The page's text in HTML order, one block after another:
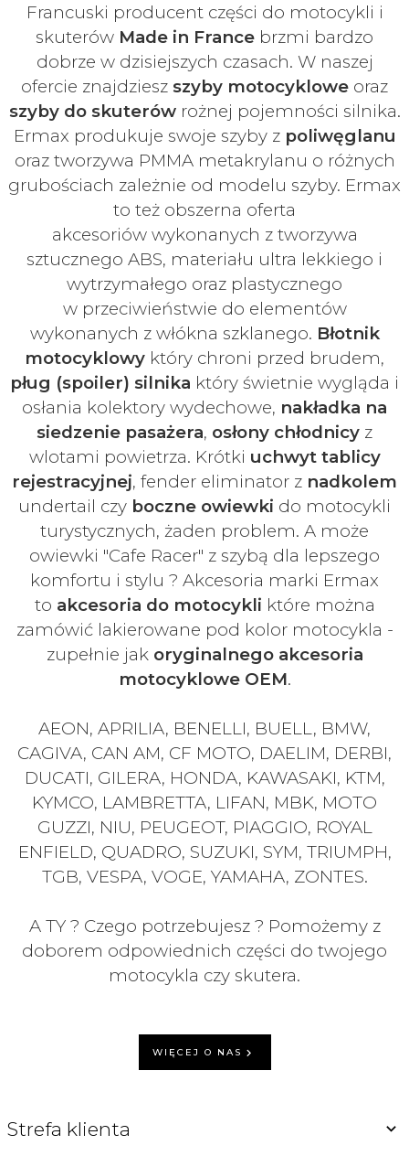
Francuski producent części do motocykli i
skuterów Made in France brzmi bardzo
dobrze w dzisiejszych czasach. W naszej
ofercie znajdziesz szyby motocyklowe oraz
szyby do skuterówrożnej pojemności silnika.
Ermax produkuje swoje szyby z poliwęglanu
oraz tworzywa PMMA metakrylanu o różnych
grubościach zależnie od modelu szyby. Ermax
to też obszerna oferta
akcesoriów wykonanych z tworzywa
sztucznego ABS, materiału ultra lekkiego i
wytrzymałego oraz plastycznego
w przeciwieństwie do elementów
wykonanych z włókna szklanego. Błotnik
motocyklowy który chroni przed brudem,
pług (spoiler) silnika który świetnie wygląda i
osłania kolektory wydechowe, nakładka na
siedzenie pasażera, osłony chłodnicy z
wlotami powietrza. Krótki uchwyt tablicy
rejestracyjnej, fender eliminator z nadkolem
undertail czy boczne owiewki do motocykli
turystycznych, żaden problem. A może
owiewki "Cafe Racer" z szybą dla lepszego
komfortu i stylu ? Akcesoria marki Ermax
to akcesoria do motocykli które można
zamówić lakierowane pod kolor motocykla -
zupełnie jak oryginalnego akcesoria
motocyklowe OEM.
AEON, APRILIA, BENELLI, BUELL, BMW,
CAGIVA, CAN AM, CF MOTO, DAELIM, DERBI,
DUCATI, GILERA, HONDA, KAWASAKI, KTM,
KYMCO, LAMBRETTA, LIFAN, MBK, MOTO
GUZZI, NIU, PEUGEOT, PIAGGIO, ROYAL
ENFIELD, QUADRO, SUZUKI, SYM, TRIUMPH,
TGB, VESPA, VOGE, YAMAHA, ZONTES.
A TY ? Czego potrzebujesz ? Pomożemy z
doborem odpowiednich części do twojego
motocykla czy skutera.
WIĘCEJ O NAS
Strefa klienta